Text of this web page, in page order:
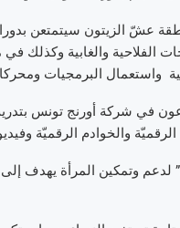
عشّ الزيتون سيتمتعن
الفلاحية والغابية وكذلك في
واستعمال البرمجيات
في شركة أورنج تونس
الرقميّة والخوادم الرقميّة
” لدعم وتمكين المرأة يهدف إلى